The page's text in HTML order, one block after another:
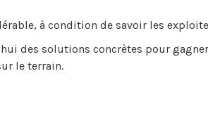
à condition de savoir les
des solutions concrètes pour
le terrain.